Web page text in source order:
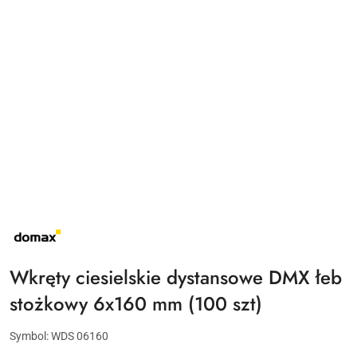
NAZWA
PRODUCENTA:
Wkręty ciesielskie dystansowe DMX łeb
stożkowy 6x160 mm (100 szt)
Symbol:WDS 06160